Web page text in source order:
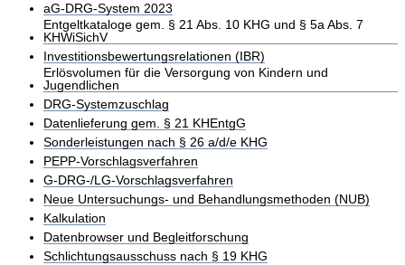
aG-DRG-System 2023
Entgeltkataloge gem. § 21 Abs. 10 KHG und § 5a Abs. 7
KHWiSichV
Investitionsbewertungsrelationen (IBR)
Erlösvolumen für die Versorgung von Kindern und
Jugendlichen
DRG-Systemzuschlag
Datenlieferung gem. § 21 KHEntgG
Sonderleistungen nach § 26 a/d/e KHG
PEPP-Vorschlagsverfahren
G-DRG-/LG-Vorschlagsverfahren
Neue Untersuchungs- und Behandlungsmethoden (NUB)
Kalkulation
Datenbrowser und Begleitforschung
Schlichtungsausschuss nach § 19 KHG